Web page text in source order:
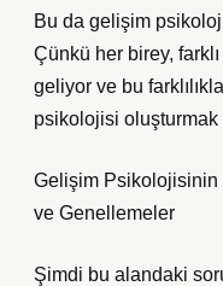
Bu da gelişim
Çünkü her birey,
geliyor ve bu
psikolojisi oluşturmak
Gelişim Psikolojisinin
ve Genellemeler
Şimdi bu alandaki